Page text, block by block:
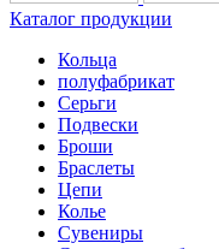
Каталог продукции
Кольца
полуфабрикат
Серьги
Подвески
Броши
Браслеты
Цепи
Колье
Сувениры